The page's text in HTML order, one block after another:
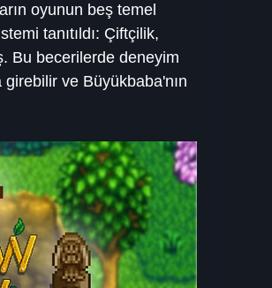
oyunun beş temel
tanıtıldı: Çiftçilik,
Bu becerilerde deneyim
ve Büyükbaba'nın